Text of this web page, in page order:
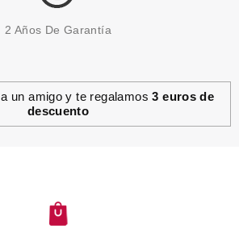
NELLY
1.50€
2 Años De Garantía
a un amigo y te regalamos3 euros de
descuento